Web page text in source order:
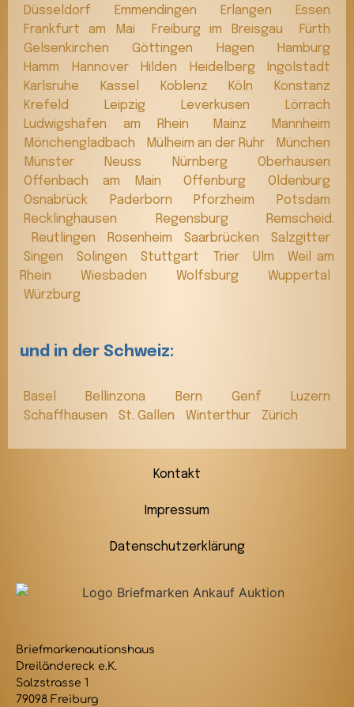
Düsseldorf
Emmendingen Erlangen
Essen
Frankfurt am Mai
Freiburg im Breisgau
Fürth
Gelsenkirchen
Göttingen Hagen
Hamburg
Hamm
Hannover Hilden Heidelberg
Ingolstadt
Karlsruhe
Kassel Koblenz Köln
Konstanz
Krefeld
Leipzig Leverkusen
Lörrach
Ludwigshafen am Rhein
Mainz
Mannheim
Mönchengladbach
Mülheim an der Ruhr
München
Münster
Neuss Nürnberg
Oberhausen
Offenbach am Main
Offenburg
Oldenburg
Osnabrück
Paderborn Pforzheim
Potsdam
Recklinghausen
Regensburg
Remscheid.
Reutlingen
Rosenheim Saarbrücken
Salzgitter
Singen
Solingen Stuttgart Trier Ulm
Weil am
Rhein
Wiesbaden Wolfsburg
Wuppertal
Würzburg
und in der Schweiz:
Basel Bellinzona Bern Genf
Luzern
Schaffhausen
St. Gallen Winterthur Zürich
Kontakt
Impressum
Datenschutzerklärung
Briefmarkenautionshaus
Dreiländereck e.K.
Salzstrasse 1
79098 Freiburg